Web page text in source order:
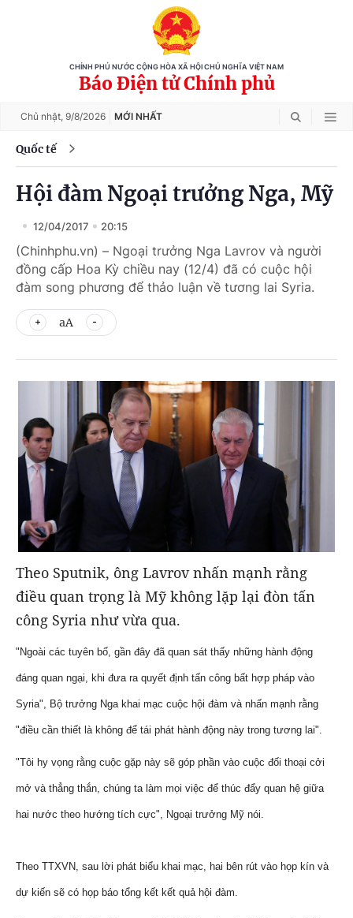
CHÍNH PHỦ NƯỚC CỘNG HÒA XÃ HỘI CHỦ NGHĨA VIỆT NAM
Báo Điện tử Chính phủ
Chủ nhật, 9/8/2026 MỚI NHẤT
Quốc tế
Hội đàm Ngoại trưởng Nga, Mỹ
12/04/2017 20:15
(Chinhphu.vn) – Ngoại trưởng Nga Lavrov và người
đồng cấp Hoa Kỳ chiều nay (12/4) đã có cuộc hội
đàm song phương để thảo luận về tương lai Syria.
aA
Theo Sputnik, ông Lavrov nhấn mạnh rằng
điều quan trọng là Mỹ không lặp lại đòn tấn
công Syria như vừa qua.
"Ngoài các tuyên bố, gần đây đã quan sát thấy những hành động
đáng quan ngại, khi đưa ra quyết định tấn công bất hợp pháp vào
Syria", Bộ trưởng Nga khai mạc cuộc hội đàm và nhấn mạnh rằng
"điều cần thiết là không để tái phát hành động này trong tương lai".
"Tôi hy vọng rằng cuộc gặp này sẽ góp phần vào cuộc đối thoại cởi
mở và thẳng thắn, chúng ta làm mọi việc để thúc đẩy quan hệ giữa
hai nước theo hướng tích cực", Ngoại trưởng Mỹ nói.
Theo TTXVN, sau lời phát biểu khai mạc, hai bên rút vào họp kín và
dự kiến sẽ có họp báo tổng kết kết quả hội đàm.